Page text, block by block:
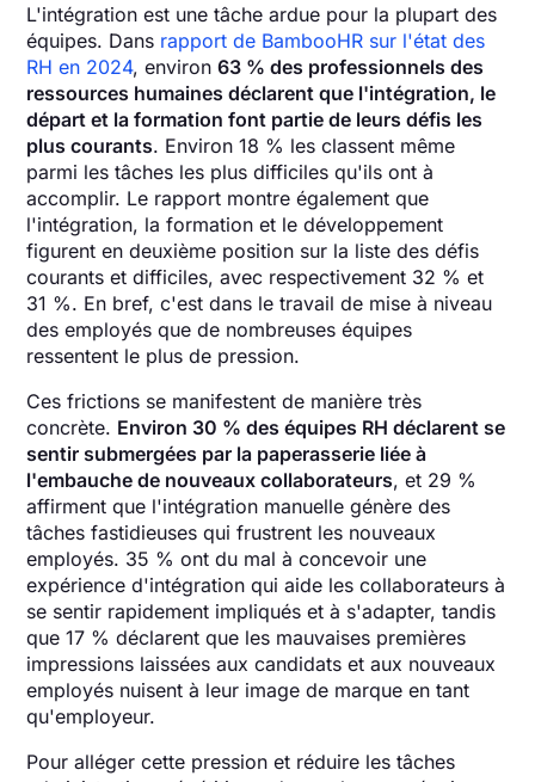
L'intégration est une tâche ardue pour la plupart des
équipes. Dans rapport de BambooHR sur l'état des
RH en 2024, environ63 % des professionnels des
ressources humaines déclarent que l'intégration, le
départ et la formation font partie de leurs défis les
plus courants. Environ 18 % les classent même
parmi les tâches les plus difficiles qu'ils ont à
accomplir. Le rapport montre également que
l'intégration, la formation et le développement
figurent en deuxième position sur la liste des défis
courants et difficiles, avec respectivement 32 % et
31 %. En bref, c'est dans le travail de mise à niveau
des employés que de nombreuses équipes
ressentent le plus de pression.
Ces frictions se manifestent de manière très
concrète. Environ 30 % des équipes RH déclarent se
sentir submergées par la paperasserie liée à
l'embauche de nouveaux collaborateurs, et 29 %
affirment que l'intégration manuelle génère des
tâches fastidieuses qui frustrent les nouveaux
employés. 35 % ont du mal à concevoir une
expérience d'intégration qui aide les collaborateurs à
se sentir rapidement impliqués et à s'adapter, tandis
que 17 % déclarent que les mauvaises premières
impressions laissées aux candidats et aux nouveaux
employés nuisent à leur image de marque en tant
qu'employeur.
Pour alléger cette pression et réduire les tâches